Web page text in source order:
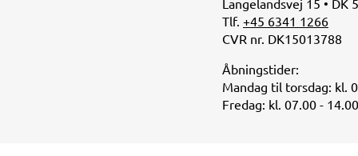
Langelandsvej 15 • DK
Tlf. +45 6341 1266
CVR nr. DK15013788
Åbningstider:
Mandag til torsdag: kl.
Fredag: kl. 07.00 - 14.00